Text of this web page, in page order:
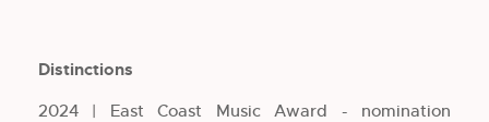
Distinctions
2024 | East Coast Music Award - nomination